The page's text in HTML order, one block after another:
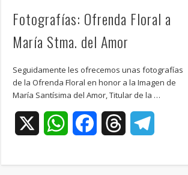
Fotografías: Ofrenda Floral a
María Stma. del Amor
Seguidamente les ofrecemos unas fotografías
de la Ofrenda Floral en honor a la Imagen de
María Santísima del Amor, Titular de la …
WhatsAppFacebookThreads